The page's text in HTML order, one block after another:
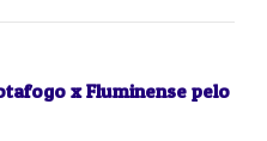
x Fluminense pelo